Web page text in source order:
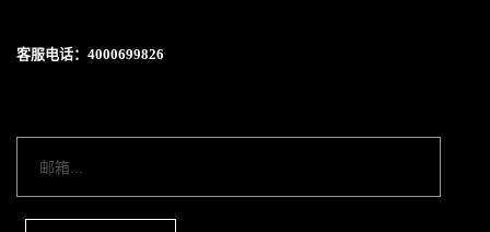
客服电话：4000699826